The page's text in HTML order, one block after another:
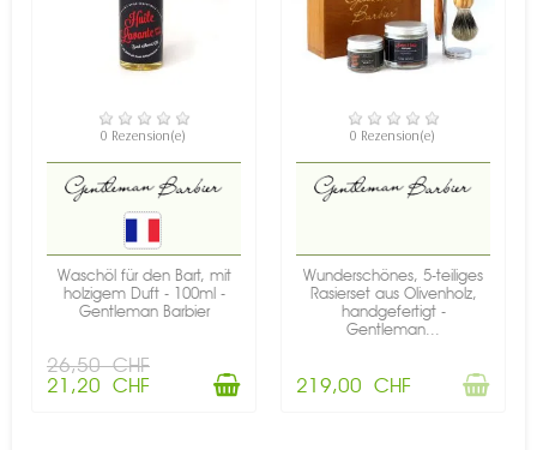
VERFÜGBAR
0 Rezension(e)
Waschöl für den Bart, mit
holzigem Duft - 100ml -
Gentleman Barbier
26,50 CHF
21,20 CHF
NICHT AUF LAGER
0 Rezension(e)
Wunderschönes, 5-teiliges
Rasierset aus Olivenholz,
handgefertigt -
Gentleman...
219,00 CHF